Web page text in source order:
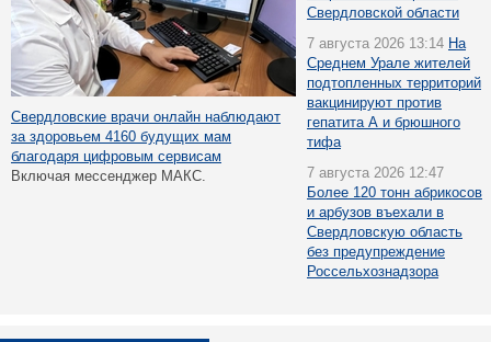
Свердловские врачи онлайн наблюдают
за здоровьем 4160 будущих мам
благодаря цифровым сервисам
Включая мессенджер МАКС.
Свердловской области
7 августа 2026 13:14 На
Среднем Урале жителей
подтопленных территорий
вакцинируют против
гепатита А и брюшного
тифа
7 августа 2026 12:47
Более 120 тонн абрикосов
и арбузов въехали в
Свердловскую область
без предупреждение
Россельхознадзора